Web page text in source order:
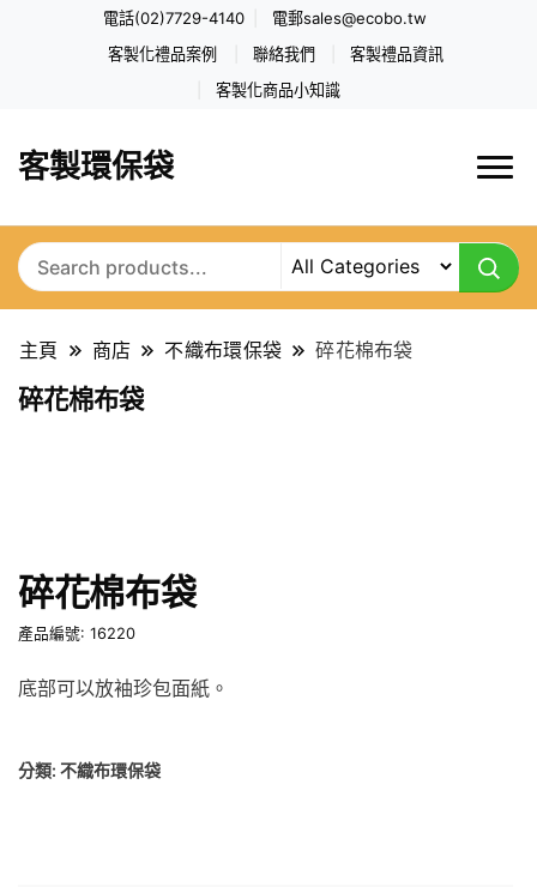
電話(02)7729-4140 電郵sales@ecobo.tw
客製化禮品案例 聯絡我們 客製禮品資訊
客製化商品小知識
客製環保袋
主頁 商店 不織布環保袋 碎花棉布袋
碎花棉布袋
碎花棉布袋
產品編號: 16220
底部可以放袖珍包面紙。
分類: 不織布環保袋